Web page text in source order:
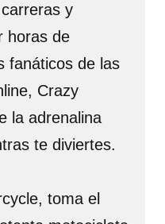
y
horas de
fanáticos de las
Crazy
la adrenalina
te diviertes.
toma el